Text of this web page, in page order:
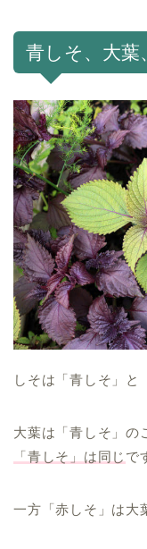
青しそ、大葉
しそは「青しそ」と
大葉は「青しそ」の
「青しそ」は同じ で
一方「赤しそ」は大